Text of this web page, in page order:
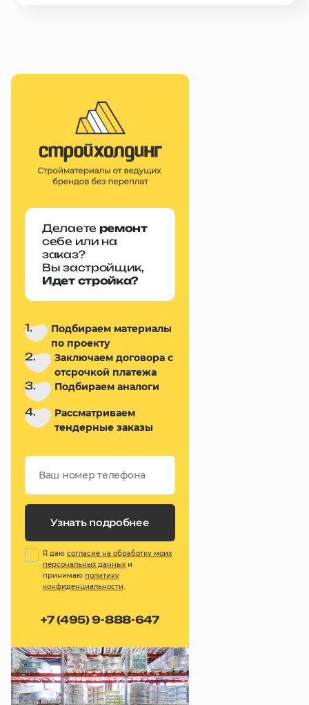
Делаете ремонт
себе или на
заказ?
Вы застройщик,
Идет стройка?
1.
Подбираем материалы
по проекту
2.
Заключаем договора с
отсрочкой платежа
3. Подбираем аналоги
4.
Рассматриваем
тендерные заказы
Узнать подробнее
Я даю согласие на обработку моих
персональных данных и
принимаю политику
конфиденциальности.
+7 (495) 9-888-647